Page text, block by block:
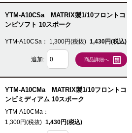
YTM-A10CSa MATRIX製1/10フロントコ
ンビソフト 10スポーク
YTM-A10CSa： 1,300円(税抜) 1,430円(税込)
追加: 商品詳細へ
YTM-A10CMa MATRIX製1/10フロントコ
ンビミディアム 10スポーク
YTM-A10CMa：
1,300円(税抜) 1,430円(税込)